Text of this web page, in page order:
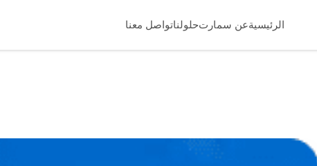
الرئيسيةعن سمارتحلولناتواصل معنا